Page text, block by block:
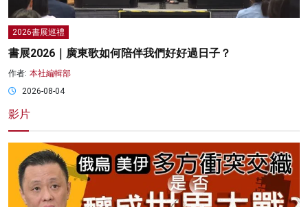
2026書展巡禮
書展2026｜廣東歌如何陪伴我們好好過日子？
作者: 本社編輯部
2026-08-04
影片